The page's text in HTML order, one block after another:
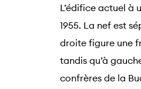
L’édifice actuel à
1955. La nef est
droite figure une
tandis qu’à
confrères de la